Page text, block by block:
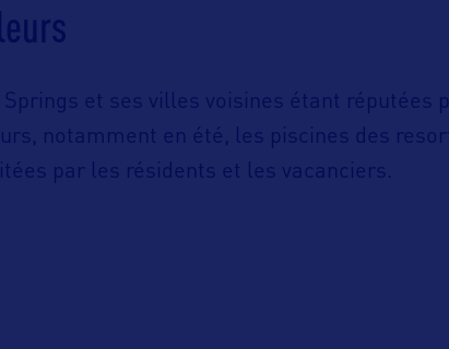
Springs et ses villes voisines étant réputées
notamment en été, les piscines des
par les résidents et les vacanciers.